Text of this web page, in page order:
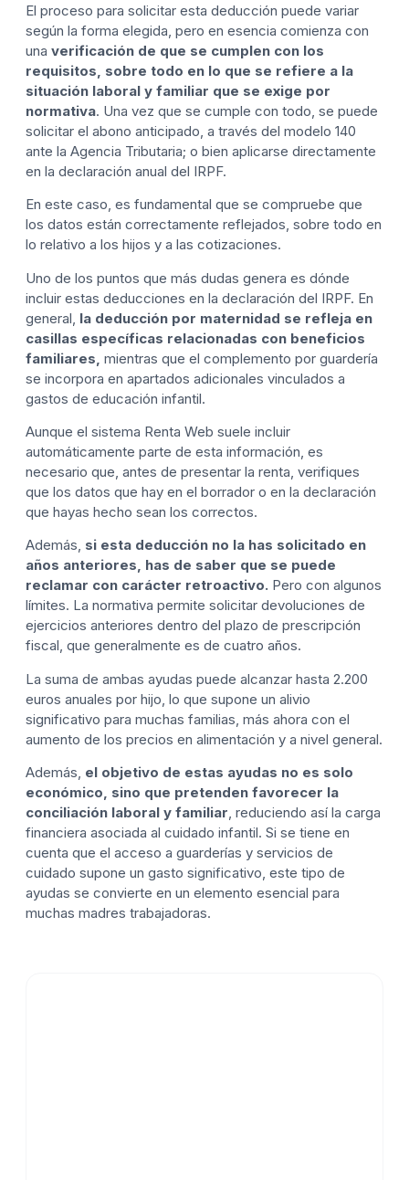
El proceso para solicitar esta deducción puede variar
según la forma elegida, pero en esencia comienza con
una verificación de que se cumplen con los
requisitos, sobre todo en lo que se refiere a la
situación laboral y familiar que se exige por
normativa. Una vez que se cumple con todo, se puede
solicitar el abono anticipado, a través del modelo 140
ante la Agencia Tributaria; o bien aplicarse directamente
en la declaración anual del IRPF.
En este caso, es fundamental que se compruebe que
los datos están correctamente reflejados, sobre todo en
lo relativo a los hijos y a las cotizaciones.
Uno de los puntos que más dudas genera es dónde
incluir estas deducciones en la declaración del IRPF. En
general, la deducción por maternidad se refleja en
casillas específicas relacionadas con beneficios
familiares, mientras que el complemento por guardería
se incorpora en apartados adicionales vinculados a
gastos de educación infantil.
Aunque el sistema Renta Web suele incluir
automáticamente parte de esta información, es
necesario que, antes de presentar la renta, verifiques
que los datos que hay en el borrador o en la declaración
que hayas hecho sean los correctos.
Además, si esta deducción no la has solicitado en
años anteriores, has de saber que se puede
reclamar con carácter retroactivo. Pero con algunos
límites. La normativa permite solicitar devoluciones de
ejercicios anteriores dentro del plazo de prescripción
fiscal, que generalmente es de cuatro años.
La suma de ambas ayudas puede alcanzar hasta 2.200
euros anuales por hijo, lo que supone un alivio
significativo para muchas familias, más ahora con el
aumento de los precios en alimentación y a nivel general.
Además, el objetivo de estas ayudas no es solo
económico, sino que pretenden favorecer la
conciliación laboral y familiar, reduciendo así la carga
financiera asociada al cuidado infantil. Si se tiene en
cuenta que el acceso a guarderías y servicios de
cuidado supone un gasto significativo, este tipo de
ayudas se convierte en un elemento esencial para
muchas madres trabajadoras.